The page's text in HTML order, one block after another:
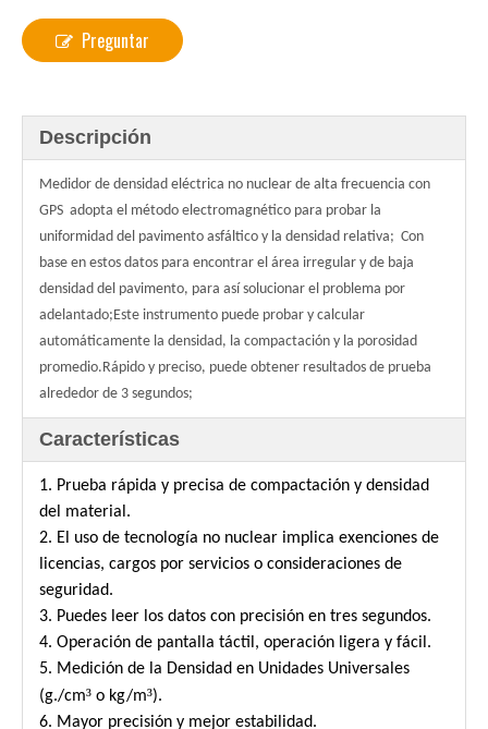
Preguntar
Descripción
Medidor de densidad eléctrica no nuclear de alta frecuencia con
GPS adopta el método electromagnético para probar la
uniformidad del pavimento asfáltico y la densidad relativa; Con
base en estos datos para encontrar el área irregular y de baja
densidad del pavimento, para así solucionar el problema por
adelantado;Este instrumento puede probar y calcular
automáticamente la densidad, la compactación y la porosidad
promedio.Rápido y preciso, puede obtener resultados de prueba
alrededor de 3 segundos;
Características
1. Prueba rápida y precisa de compactación y densidad
del material.
2. El uso de tecnología no nuclear implica exenciones de
licencias, cargos por servicios o consideraciones de
seguridad.
3. Puedes leer los datos con precisión en tres segundos.
4. Operación de pantalla táctil, operación ligera y fácil.
5. Medición de la Densidad en Unidades Universales
(g./cm³ o kg/m³).
6. Mayor precisión y mejor estabilidad.